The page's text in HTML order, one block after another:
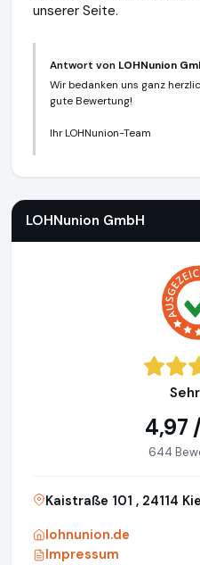
unserer Seite.
Antwort von LOHNunion
Wir bedanken uns ganz
gute Bewertung!
Ihr LOHNunion-Team
LOHNunion GmbH
4,97
644
Kaistraße 101 , 24114
lohnunion.de
Impressum